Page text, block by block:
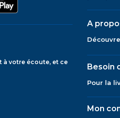
à votre écoute, et ce
A
Besoin
Pour la
Mon